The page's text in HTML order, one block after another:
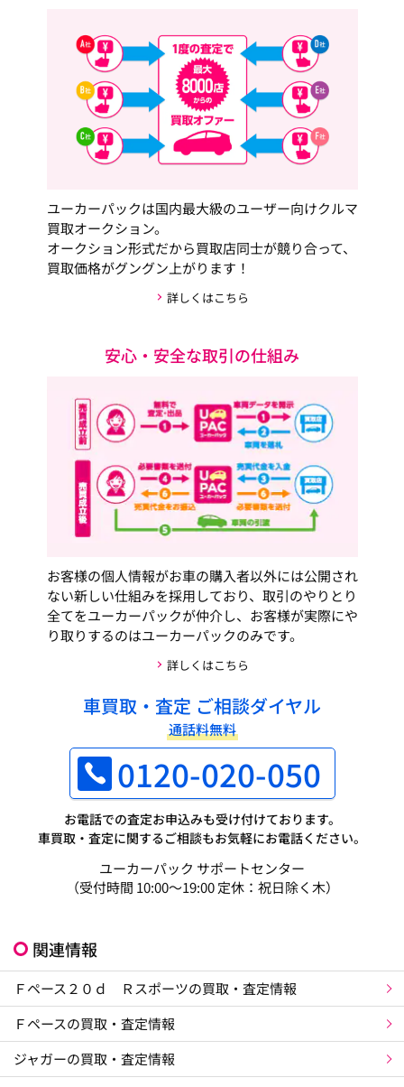
ユーカーパックは国内最大級のユーザー向けクルマ
買取オークション。
オークション形式だから買取店同士が競り合って、
買取価格がグングン上がります！
詳しくはこちら
安心・安全な取引の仕組み
お客様の個人情報がお車の購入者以外には公開され
ない新しい仕組みを採用しており、取引のやりとり
全てをユーカーパックが仲介し、お客様が実際にや
り取りするのはユーカーパックのみです。
詳しくはこちら
車買取・査定 ご相談ダイヤル
通話料無料
0120-020-050
お電話での査定お申込みも受け付けております。
車買取・査定に関するご相談もお気軽にお電話ください。
ユーカーパック サポートセンター
（受付時間 10:00～19:00 定休：祝日除く木）
関連情報
Ｆペース２０ｄ Ｒスポーツの買取・査定情報
Ｆペースの買取・査定情報
ジャガーの買取・査定情報